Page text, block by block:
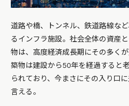
道路や橋、トンネル、鉄道路線な
るインフラ施設。社会全体の資産
物は、高度経済成長期にその多く
築物は建設から50年を経過すると
られており、今まさにその入り口
言える。